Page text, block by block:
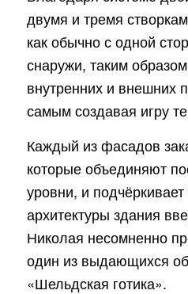
двумя и тремя
как обычно с одной
снаружи, таким
внутренних и внешних
самым создавая игру
Каждый из фасадов
которые объединяют
уровни, и
архитектуры здания
Николая несомненно
один из выдающихся
«Шельдская готика».